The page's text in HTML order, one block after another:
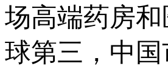
场高端药房
球第三，中